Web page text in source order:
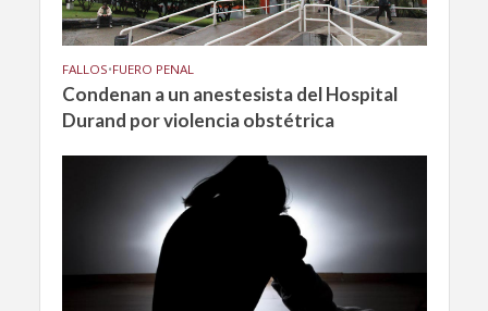
FALLOS•FUERO PENAL
Condenan a un anestesista del Hospital
Durand por violencia obstétrica